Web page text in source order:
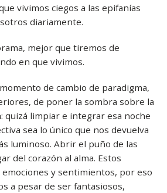
vivimos ciegos a las epifanías
diariamente.
mejor que tiremos de
en que vivimos.
de cambio de paradigma,
de poner la sombra sobre la
quizá limpiar e integrar esa noche
sea lo único que nos devuelva
luminoso. Abrir el puño de las
del corazón al alma. Estos
y sentimientos, por eso
a pesar de ser fantasiosos,